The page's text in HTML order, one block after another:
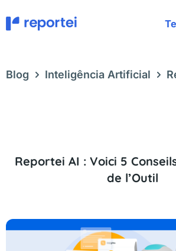
au
contenu
Blog Inteligência Artificial
Reportei AI : Voici 5
de l’Outil